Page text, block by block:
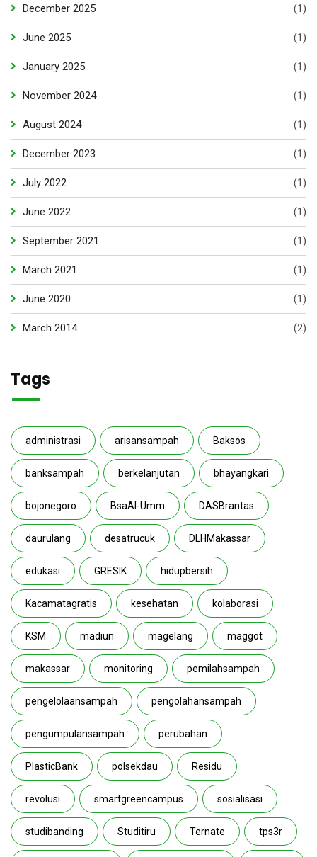
December 2025 (1)
June 2025 (1)
January 2025 (1)
November 2024 (1)
August 2024 (1)
December 2023 (1)
July 2022 (1)
June 2022 (1)
September 2021 (1)
March 2021 (1)
June 2020 (1)
March 2014 (2)
Tags
administrasi arisansampah Baksos
banksampah berkelanjutan bhayangkari
bojonegoro BsaAl-Umm DASBrantas
daurulang desatrucuk DLHMakassar
edukasi GRESIK hidupbersih
Kacamatagratis kesehatan kolaborasi
KSM madiun magelang maggot
makassar monitoring pemilahsampah
pengelolaansampah pengolahansampah
pengumpulansampah perubahan
PlasticBank polsekdau Residu
revolusi smartgreencampus sosialisasi
studibanding Studitiru Ternate tps3r